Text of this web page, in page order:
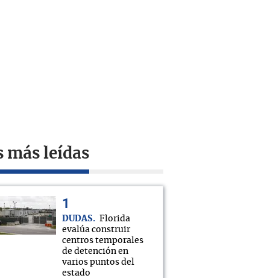
más leídas
DUDAS
Florida
evalúa construir
centros temporales
de detención en
varios puntos del
estado